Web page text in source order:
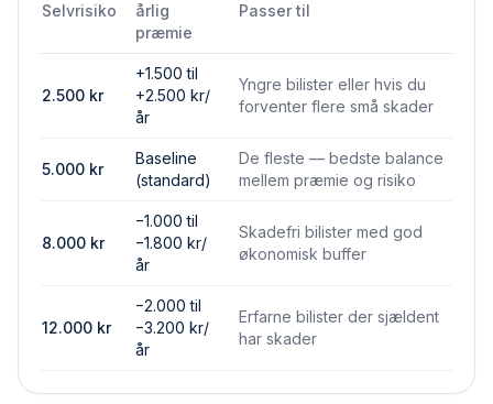
Selvrisiko
årlig
præmie
Passer til
2.500 kr
+1.500 til
+2.500 kr/
år
Yngre bilister eller hvis du
forventer flere små skader
5.000 kr
Baseline
(standard)
De fleste — bedste balance
mellem præmie og risiko
8.000 kr
−1.000 til
−1.800 kr/
år
Skadefri bilister med god
økonomisk buffer
12.000 kr
−2.000 til
−3.200 kr/
år
Erfarne bilister der sjældent
har skader